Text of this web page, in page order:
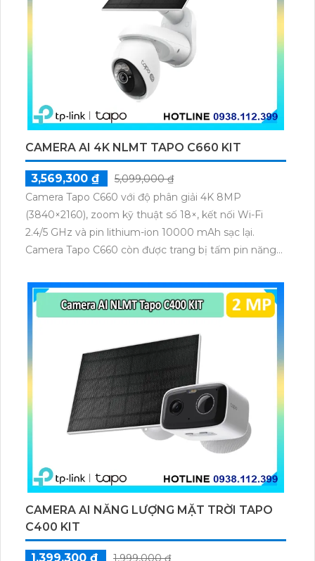
CAMERA AI 4K NLMT TAPO C660 KIT
3,569,300 ₫
5,099,000 ₫
Camera Tapo C660 với độ phân giải 4K 8MP
(3840×2160), zoom kỹ thuật số 18×, kết nối Wi-Fi
2.4/5 GHz và pin lithium-ion 10000 mAh sạc lại.
Camera Tapo C660 còn được trang bị tấm pin năng
thú cưng, phương tiện, lưu trữ thẻ microSD tối đa 512
GB.
CAMERA AI NĂNG LƯỢNG MẶT TRỜI TAPO
C400 KIT
1,399,300 ₫
1,999,000 ₫